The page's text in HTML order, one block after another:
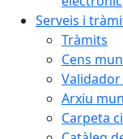
Serveis i
Tràmits
Cens
Arxiu
Carpeta